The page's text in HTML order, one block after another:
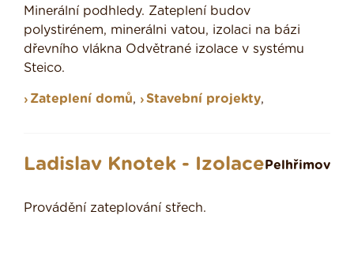
Minerální podhledy. Zateplení budov
polystirénem, minerálni vatou, izolaci na bázi
dřevního vlákna Odvětrané izolace v systému
Steico.
Zateplení domů, Stavební projekty,
Ladislav Knotek - IzolacePelhřimov
Provádění zateplování střech.